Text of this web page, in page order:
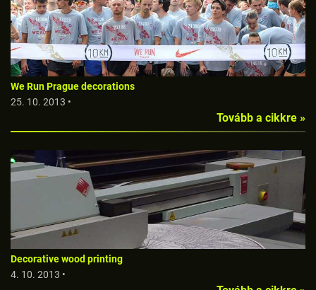
We Run Prague decorations
25. 10. 2013 •
Tovább a cikkre »
Decorative wood printing
4. 10. 2013 •